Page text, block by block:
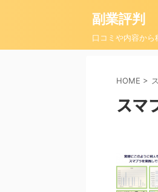
副業評判
口コミや内容か
HOME >
スマ